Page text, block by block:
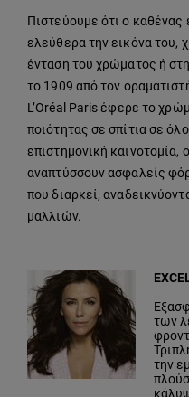
Πιστεύουμε ότι ο καθένας
ελεύθερα την εικόνα του,
ένταση του χρώματος ή
το 1909 από τον
L’Oréal Paris έφερε το
ποιότητας σε σπίτια σε
επιστημονική
αναπτύσσουν ασφαλείς
που διαρκεί,
μαλλιών.
των
την